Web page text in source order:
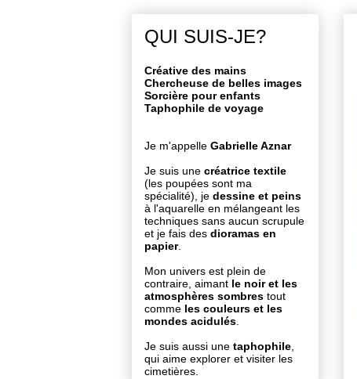
QUI SUIS-JE?
Créative des mains
Chercheuse de belles images
Sorcière pour enfants
Taphophile de voyage
Je m'appelle Gabrielle Aznar
Je suis une créatrice textile
(les poupées sont ma
spécialité), je dessine et peins
à l'aquarelle en mélangeant les
techniques sans aucun scrupule
et je fais des dioramas en
papier.
Mon univers est plein de
contraire, aimant le noir et les
atmosphères sombres tout
comme les couleurs et les
mondes acidulés
Je suis aussi une taphophile
qui aime explorer et visiter les
cimetières.